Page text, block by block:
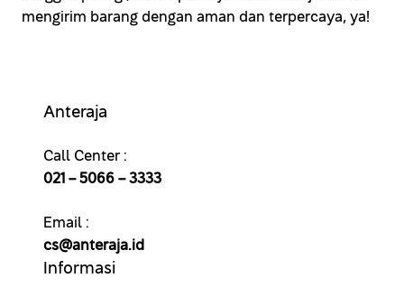
mengirim barang dengan aman dan terpercaya, ya!
Anteraja
Call Center :
021 – 5066 – 3333
Email :
cs@anteraja.id
Informasi